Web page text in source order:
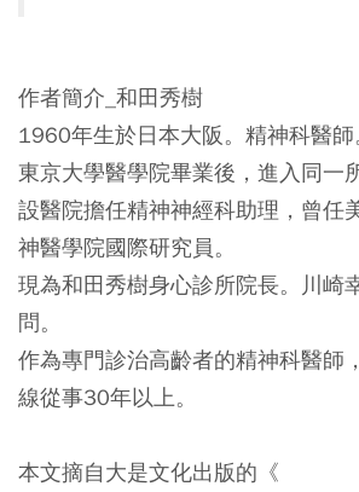
作者簡介_和田秀樹
1960年生於日本大阪。精神科醫師
東京大學醫學院畢業後，進入同一
設醫院擔任精神神經科助理，曾任
神醫學院國際研究員。
現為和田秀樹身心診所院長。川崎
問。
作為專門診治高齡者的精神科醫師
線從事30年以上。
本文摘自大是文化出版的《